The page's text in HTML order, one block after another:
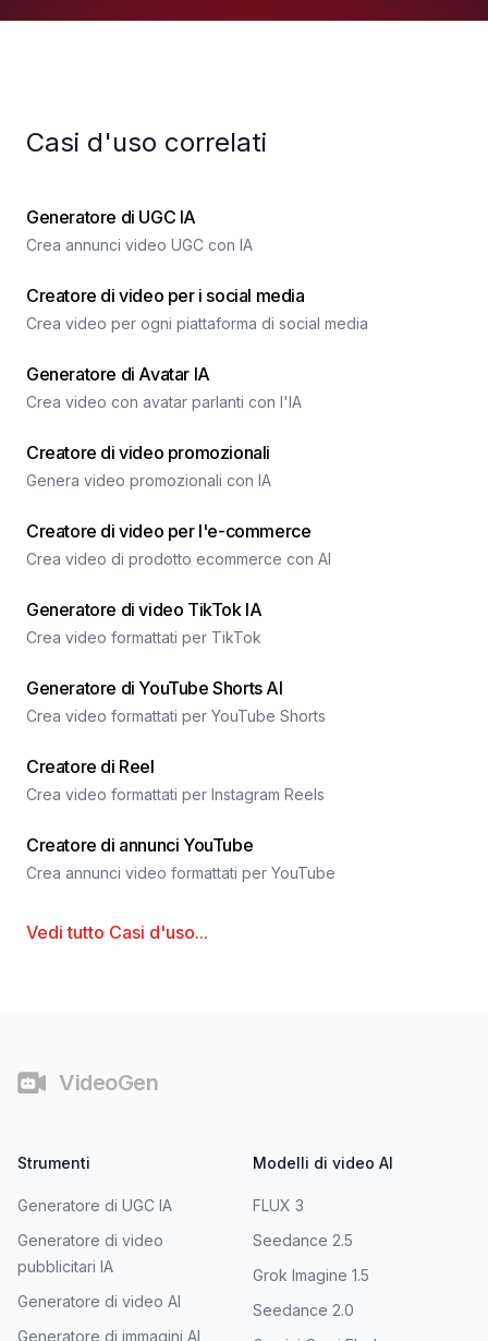
Casi d'uso correlati
Generatore di UGC IA
Crea annunci video UGC con IA
Creatore di video per i social media
Crea video per ogni piattaforma di social media
Generatore di Avatar IA
Crea video con avatar parlanti con l'IA
Creatore di video promozionali
Genera video promozionali con IA
Creatore di video per l'e-commerce
Crea video di prodotto ecommerce con AI
Generatore di video TikTok IA
Crea video formattati per TikTok
Generatore di YouTube Shorts AI
Crea video formattati per YouTube Shorts
Creatore di Reel
Crea video formattati per Instagram Reels
Creatore di annunci YouTube
Crea annunci video formattati per YouTube
Vedi tutto Casi d'uso...
VideoGen
Strumenti
Generatore di UGC IA
Generatore di video
pubblicitari IA
Generatore di video AI
Generatore di immagini AI
Modelli di video AI
FLUX 3
Seedance 2.5
Grok Imagine 1.5
Seedance 2.0